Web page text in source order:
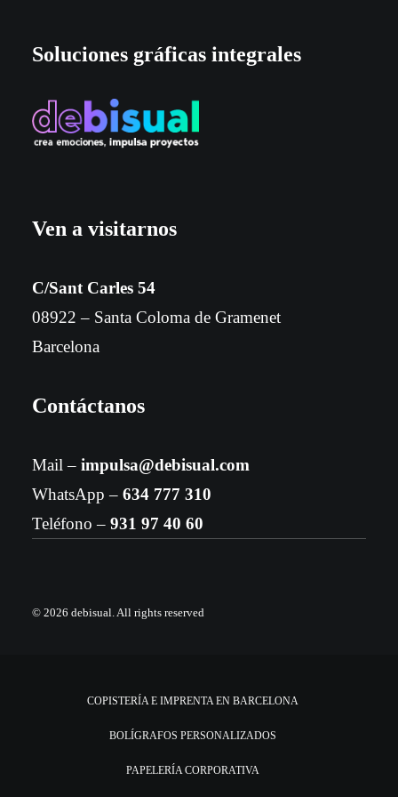
Soluciones gráficas integrales
Ven a visitarnos
C/Sant Carles 54
08922 – Santa Coloma de Gramenet
Barcelona
Contáctanos
Mail – impulsa@debisual.com
WhatsApp – 634 777 310
Teléfono – 931 97 40 60
© 2026 debisual.All rights reserved
COPISTERÍA E IMPRENTA EN BARCELONA
BOLÍGRAFOS PERSONALIZADOS
PAPELERÍA CORPORATIVA